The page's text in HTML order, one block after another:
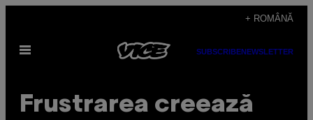
content
+ ROMÂNĂ
Open
SUBSCRIBENEWSLETTER
Frustrarea creează